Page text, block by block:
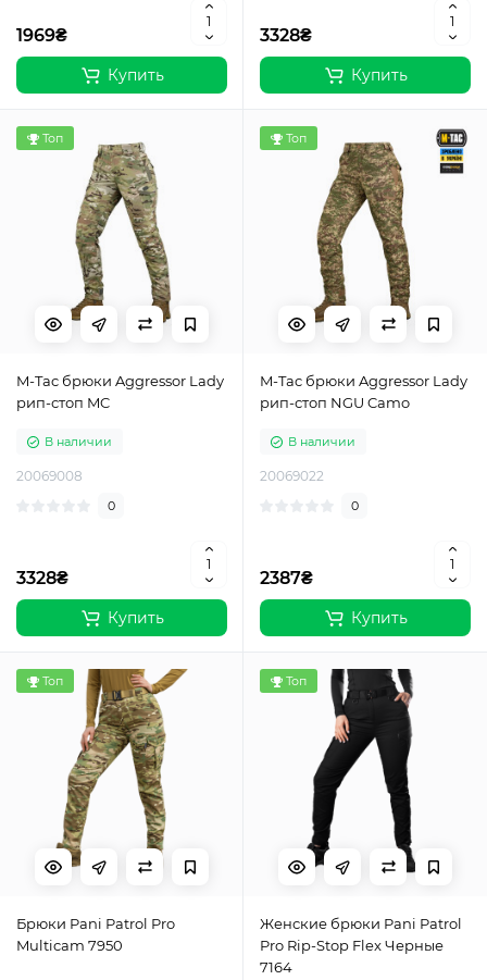
1969₴
Купить
3328₴
Купить
Топ
M-Tac брюки Aggressor Lady
рип-стоп MC
В наличии
20069008
0
3328₴
Купить
Топ
M-Tac брюки Aggressor Lady
рип-стоп NGU Camo
В наличии
20069022
0
2387₴
Купить
Топ
Брюки Pani Patrol Pro
Multicam 7950
Топ
Женские брюки Pani Patrol
Pro Rip-Stop Flex Черные
7164